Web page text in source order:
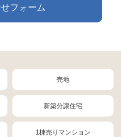
フォーム
売地
新築分譲住宅
1棟売りマンション